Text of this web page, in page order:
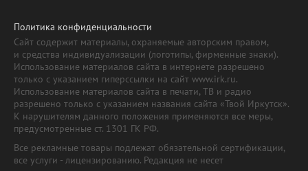
Политика конфиденциальности
Сайт содержит материалы, охраняемые авторским правом,
и средства индивидуализации (логотипы, фирменные знаки).
Использование материалов сайта в интернете разрешено
только с указанием гиперссылки на сайт www.irk.ru.
Использование материалов сайта в печати, ТВ и радио
разрешено только с указанием названия сайта «Твой Иркутск».
К нарушителям данного положения применяются все меры,
предусмотренные ст. 1301 ГК РФ.
Все рекламные товары подлежат обязательной сертификации,
все услуги - лицензированию. Редакция не несет